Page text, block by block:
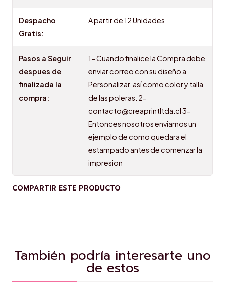
Despacho
Gratis:
A partir de 12 Unidades
Pasos a Seguir
despues de
finalizada la
compra:
1- Cuando finalice la Compra debe
enviar correo con su diseño a
Personalizar, así como color y talla
de las poleras. 2-
contacto@creaprintltda.cl 3-
Entonces nosotros enviamos un
ejemplo de como quedara el
estampado antes de comenzar la
impresion
COMPARTIR ESTE PRODUCTO
También podría interesarte uno
de estos